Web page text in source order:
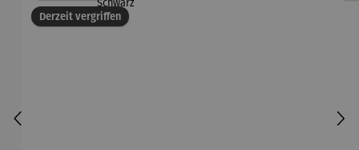
Derzeit vergriffen